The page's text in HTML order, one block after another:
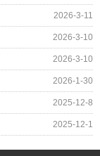
2026-3-11
2026-3-10
2026-3-10
2026-1-30
2025-12-8
2025-12-1